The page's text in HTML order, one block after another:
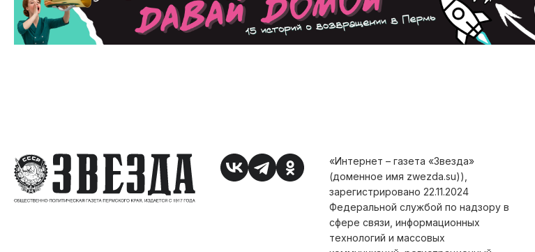
«Интернет – газета «Звезда»
(доменное имя zwezda.su)),
зарегистрировано 22.11.2024
Федеральной службой по надзору в
сфере связи, информационных
технологий и массовых